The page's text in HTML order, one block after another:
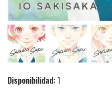
Disponibilidad:1